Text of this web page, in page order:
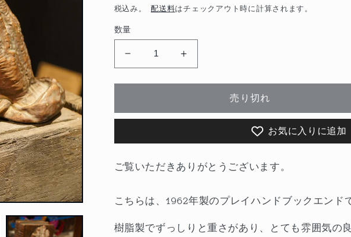
常
格
税込み。配送料はチェックアウト時に計算されます。
数量
1960&#39;s
ハ
ブ
ク
ン
1960&#39;s
ハ
ブ
ク
ン
売り切れ
お気に入りに追加
ご覧いただきありがとうございます。
こちらは、1962年製のプレイハンドブックエンド
樹脂製でずっしりと重さがあり、とても雰囲気の